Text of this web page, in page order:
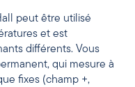
peut être utilisé
et est
différents. Vous
qui mesure à
fixes (champ +,